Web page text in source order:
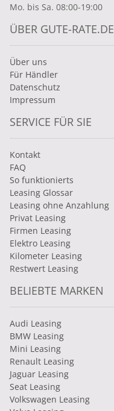
Mo. bis Sa. 08:00-19:00
ÜBER GUTE-RATE.DE
Über uns
Für Händler
Datenschutz
Impressum
SERVICE FÜR SIE
Kontakt
FAQ
So funktionierts
Leasing Glossar
Leasing ohne Anzahlung
Privat Leasing
Firmen Leasing
Elektro Leasing
Kilometer Leasing
Restwert Leasing
BELIEBTE MARKEN
Audi Leasing
BMW Leasing
Mini Leasing
Renault Leasing
Jaguar Leasing
Seat Leasing
Volkswagen Leasing